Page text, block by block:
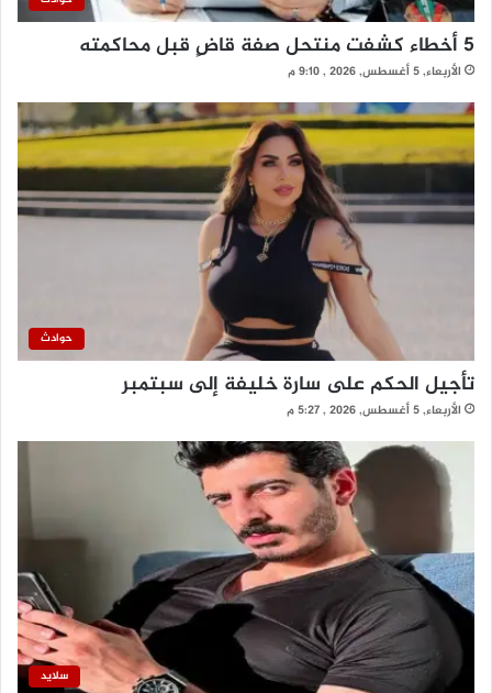
5 أخطاء كشفت منتحل صفة قاضٍ قبل محاكمته
الأربعاء, 5 أغسطس, 2026 , 9:10 م
حوادث
تأجيل الحكم على سارة خليفة إلى سبتمبر
الأربعاء, 5 أغسطس, 2026 , 5:27 م
سلايد